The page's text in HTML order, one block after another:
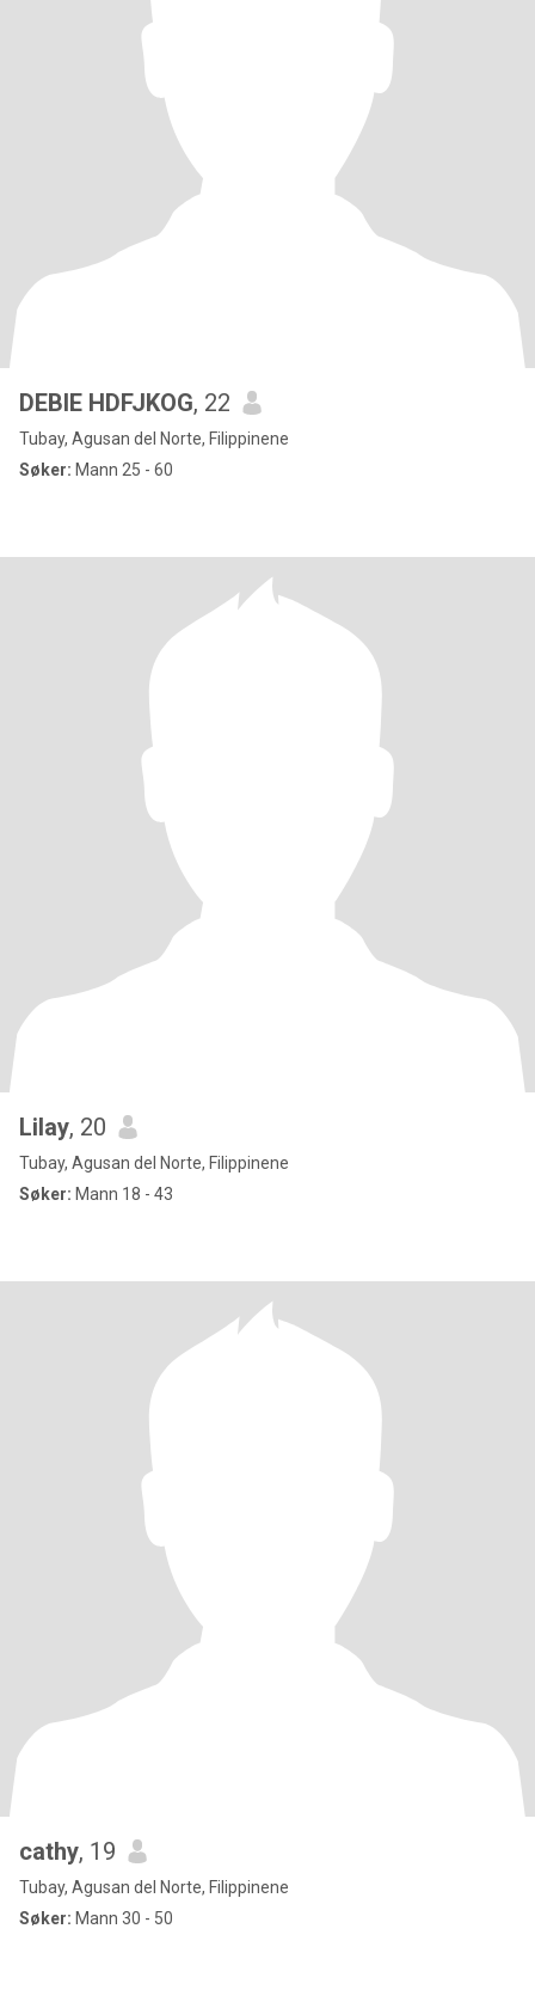
DEBIE HDFJKOG, 22
Tubay, Agusan del Norte, Filippinene
Søker: Mann 25 - 60
Lilay, 20
Tubay, Agusan del Norte, Filippinene
Søker: Mann 18 - 43
cathy, 19
Tubay, Agusan del Norte, Filippinene
Søker: Mann 30 - 50